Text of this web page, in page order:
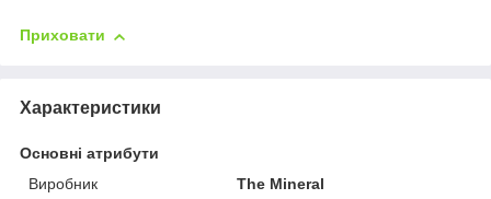
Приховати
Характеристики
Основні атрибути
Виробник
The Mineral